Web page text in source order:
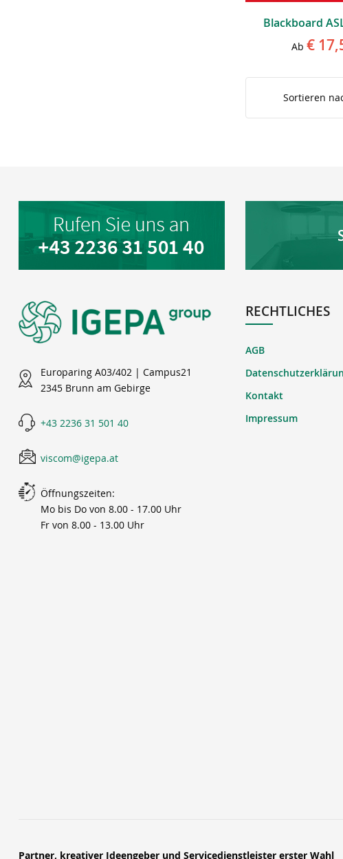
Blackboard
Ab €
Sortieren
Europaring A03/402 | Campus21
2345 Brunn am Gebirge
+43 2236 31 501 40
viscom@igepa.at
Öffnungszeiten:
Mo bis Do von 8.00 - 17.00 Uhr
Fr von 8.00 - 13.00 Uhr
RECHTLICHES
AGB
Kontakt
Impressum
Partner, kreativer Ideengeber und Servicedienstleister erster Wahl